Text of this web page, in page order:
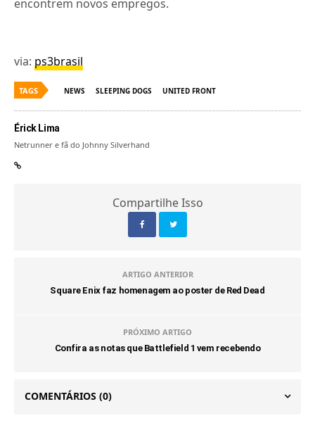
encontrem novos empregos.
via: ps3brasil
TAGS NEWS SLEEPING DOGS UNITED FRONT
Érick Lima
Netrunner e fã do Johnny Silverhand
Compartilhe Isso
ARTIGO ANTERIOR
Square Enix faz homenagem ao poster de Red Dead
PRÓXIMO ARTIGO
Confira as notas que Battlefield 1 vem recebendo
COMENTÁRIOS (0)